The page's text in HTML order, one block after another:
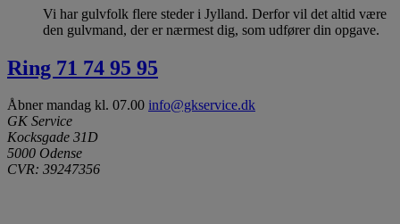
Vi har gulvfolk flere steder i Jylland. Derfor vil det altid være
den gulvmand, der er nærmest dig, som udfører din opgave.
Ring 71 74 95 95
Åbner mandag kl. 07.00 info@gkservice.dk
GK Service
Kocksgade 31D
5000 Odense
CVR: 39247356